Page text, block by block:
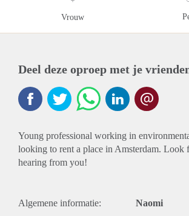
Vrouw
Deel deze oproep met je
Young professional working in
looking to rent a place in Amsterdam. Look
hearing from you!
Algemene informatie: Naomi